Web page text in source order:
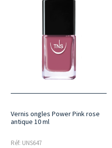
Vernis ongles Power Pink rose
antique 10 ml
Réf: UNS647